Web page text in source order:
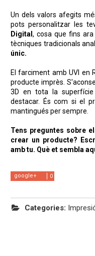
Un dels valors afegits
pots personalitzar les
Digital, cosa que fins
tècniques tradicionals
únic.
El farciment amb UVI en
producte imprès.
3D en tota la
destacar. És com si el
mantingués per sempre.
Tens preguntes sobre
crear un producte?
amb tu. Què et sembla
0
google+
Categories: